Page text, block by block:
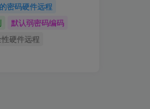
密码硬件远程
默认弱密码编码
硬件远程